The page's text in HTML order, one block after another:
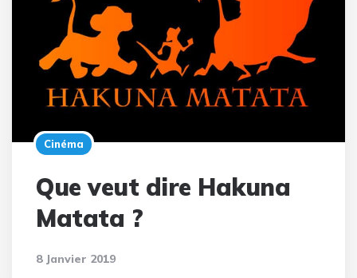
Cinéma
Que veut dire Hakuna
Matata ?
8 Janvier 2019